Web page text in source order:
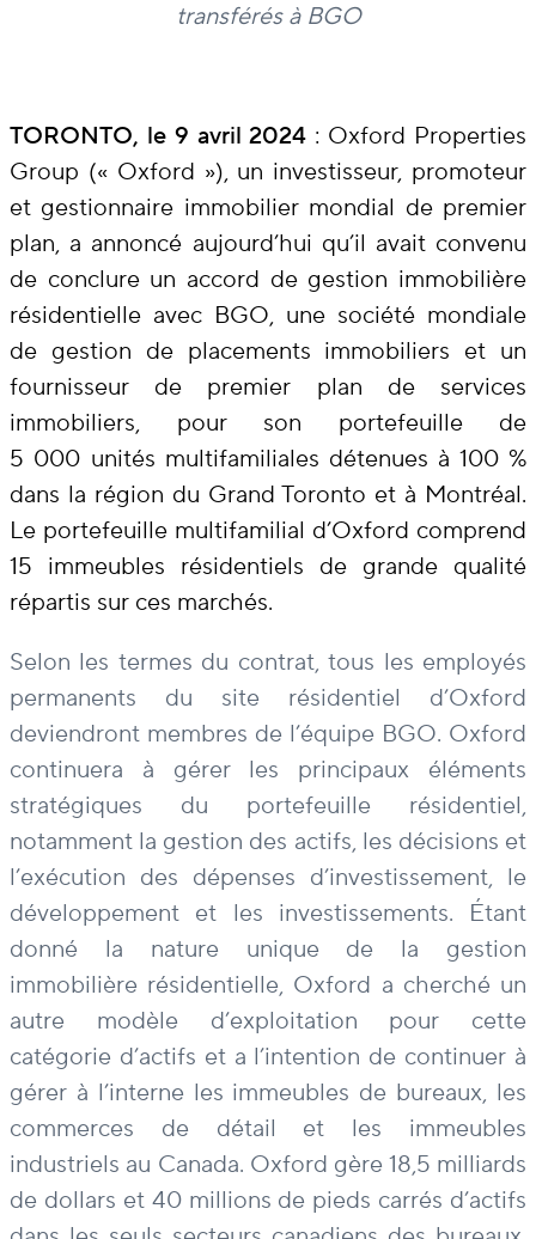
transférés à BGO
TORONTO, le 9 avril 2024 : Oxford Properties
Group (« Oxford »), un investisseur, promoteur
et gestionnaire immobilier mondial de premier
plan, a annoncé aujourd’hui qu’il avait convenu
de conclure un accord de gestion immobilière
résidentielle avec BGO, une société mondiale
de gestion de placements immobiliers et un
fournisseur de premier plan de services
immobiliers, pour son portefeuille de
5 000 unités multifamiliales détenues à 100 %
dans la région du Grand Toronto et à Montréal.
Le portefeuille multifamilial d’Oxford comprend
15 immeubles résidentiels de grande qualité
répartis sur ces marchés.
Selon les termes du contrat, tous les employés
permanents du site résidentiel d’Oxford
deviendront membres de l’équipe BGO. Oxford
continuera à gérer les principaux éléments
stratégiques du portefeuille résidentiel,
notamment la gestion des actifs, les décisions et
l’exécution des dépenses d’investissement, le
développement et les investissements. Étant
donné la nature unique de la gestion
immobilière résidentielle, Oxford a cherché un
autre modèle d’exploitation pour cette
catégorie d’actifs et a l’intention de continuer à
gérer à l’interne les immeubles de bureaux, les
commerces de détail et les immeubles
industriels au Canada. Oxford gère 18,5 milliards
de dollars et 40 millions de pieds carrés d’actifs